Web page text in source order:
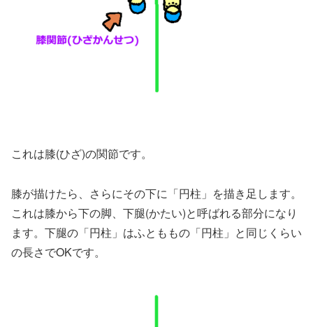
これは膝(ひざ)の関節です。
膝が描けたら、さらにその下に「円柱」を描き足します。
これは膝から下の脚、下腿(かたい)と呼ばれる部分になり
ます。下腿の「円柱」はふとももの「円柱」と同じくらい
の長さでOKです。